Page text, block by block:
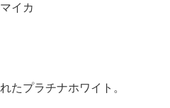
イカ
たプラチナホワイト。